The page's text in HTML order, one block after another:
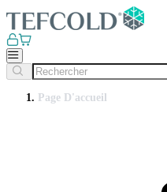
Page D'accueil